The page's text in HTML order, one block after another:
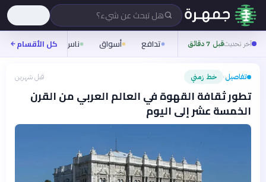
هل تبحث عن شيء؟
آخر تحديثقبل 7 دقائق تدافع أسواق ناس روح
كل الأقسام
تفاصيل› خط زمني قبل شهرين
تطور ثقافة القهوة في العالم العربي من القرن
الخمسة عشر إلى اليوم